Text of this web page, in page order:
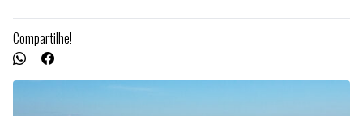
Compartilhe!